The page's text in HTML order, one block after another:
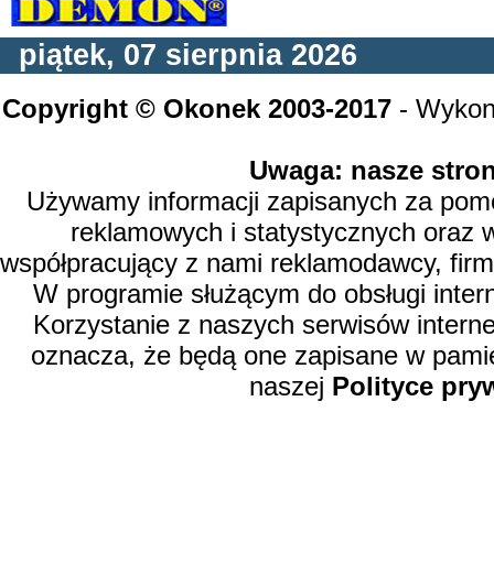
piątek, 07 sierpnia 2026
Copyright © Okonek 2003-2017-
Uwaga: nasze
Używamy informacji zapisanych za
reklamowych i statystycznych oraz
współpracujący z nami reklamodawcy,
W programie służącym do obsługi
Korzystanie z naszych serwisów
oznacza, że będą one zapisane w
naszej Polityce